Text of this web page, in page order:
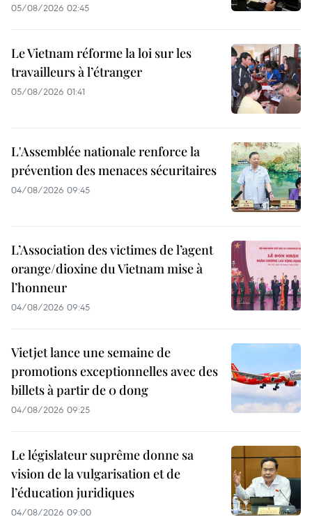
05/08/2026 02:45
Le Vietnam réforme la loi sur les
travailleurs à l’étranger
05/08/2026 01:41
L'Assemblée nationale renforce la
prévention des menaces sécuritaires
04/08/2026 09:45
L’Association des victimes de l’agent
orange/dioxine du Vietnam mise à
l’honneur
04/08/2026 09:45
Vietjet lance une semaine de
promotions exceptionnelles avec des
billets à partir de 0 dong
04/08/2026 09:25
Le législateur suprême donne sa
vision de la vulgarisation et de
l’éducation juridiques
04/08/2026 09:00